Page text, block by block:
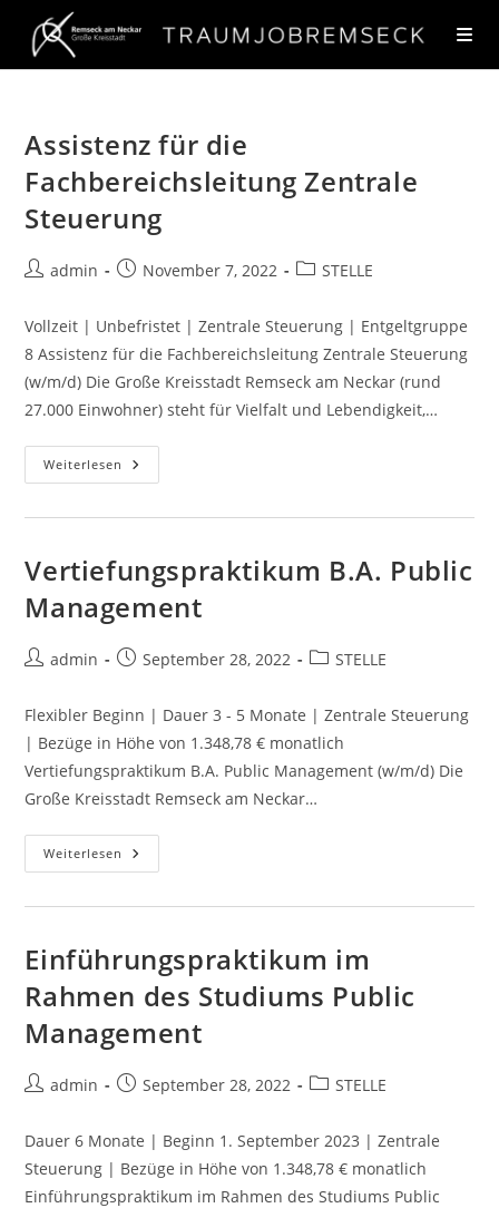
Assistenz für die
Fachbereichsleitung Zentrale
Steuerung
admin November 7, 2022 STELLE
Vollzeit | Unbefristet | Zentrale Steuerung | Entgeltgruppe
8 Assistenz für die Fachbereichsleitung Zentrale Steuerung
(w/m/d) Die Große Kreisstadt Remseck am Neckar (rund
27.000 Einwohner) steht für Vielfalt und Lebendigkeit,…
Weiterlesen
Vertiefungspraktikum B.A. Public
Management
admin September 28, 2022 STELLE
Flexibler Beginn | Dauer 3 - 5 Monate | Zentrale Steuerung
| Bezüge in Höhe von 1.348,78 € monatlich
Vertiefungspraktikum B.A. Public Management (w/m/d) Die
Große Kreisstadt Remseck am Neckar…
Weiterlesen
Einführungspraktikum im
Rahmen des Studiums Public
Management
admin September 28, 2022 STELLE
Dauer 6 Monate | Beginn 1. September 2023 | Zentrale
Steuerung | Bezüge in Höhe von 1.348,78 € monatlich
Einführungspraktikum im Rahmen des Studiums Public